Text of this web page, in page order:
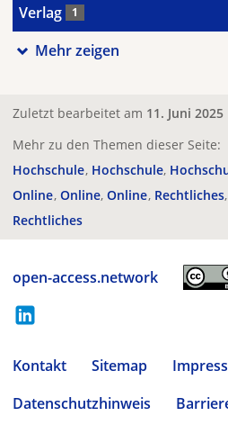
Verlag 1
Mehr zeigen
Zuletzt bearbeitet am 11. Juni 2025
Mehr zu den Themen dieser Seite:
Hochschule Hochschule
Online Online Online Rechtliches
Rechtliches
open-access.network
Kontakt Sitemap
Datenschutzhinweis